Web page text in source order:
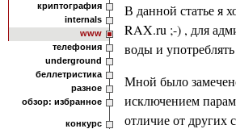
криптография
internals
www
телефония
underground
беллетристика
разное
обзор: избранное
конкурс
В данной статье я
RAX.ru ;-) , для
воды и
Мной было
исключением
отличие от других